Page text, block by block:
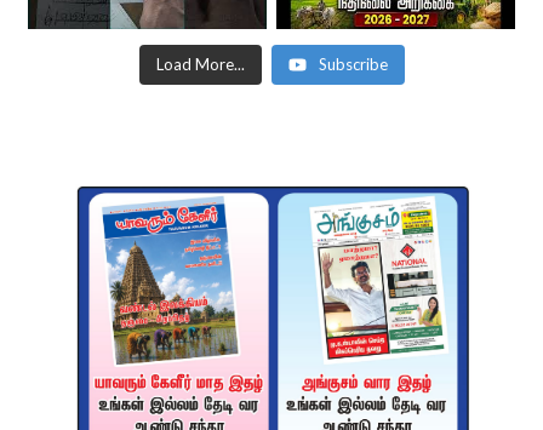
Load More... Subscribe